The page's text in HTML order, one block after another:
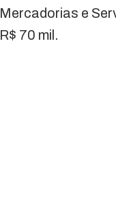
Mercadorias e
R$ 70 mil.